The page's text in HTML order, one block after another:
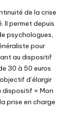
de la crise
Il permet depuis
psychologues,
pour
au dispositif
30 à 50 euros
d’élargir
dispositif « Mon
prise en charge